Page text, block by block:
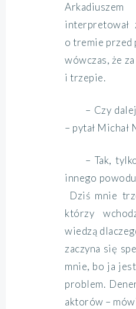
interpretował
o tremie przed
wówczas, że
i trzepie.
– Czy
– pytał Michał
– Tak,
innego
Dziś mnie
którzy
wiedzą
zaczyna się
mnie, bo ja
problem.
aktorów –